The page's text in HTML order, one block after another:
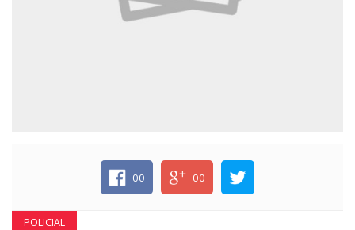
00 00
POLICIAL